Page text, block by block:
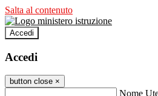
Salta al contenuto
Accedi
Accedi
button close ×
Nome